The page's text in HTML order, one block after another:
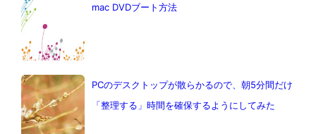
mac DVDブート方法
PCのデスクトップが散らかるので、朝5分間だけ
「整理する」時間を確保するようにしてみた